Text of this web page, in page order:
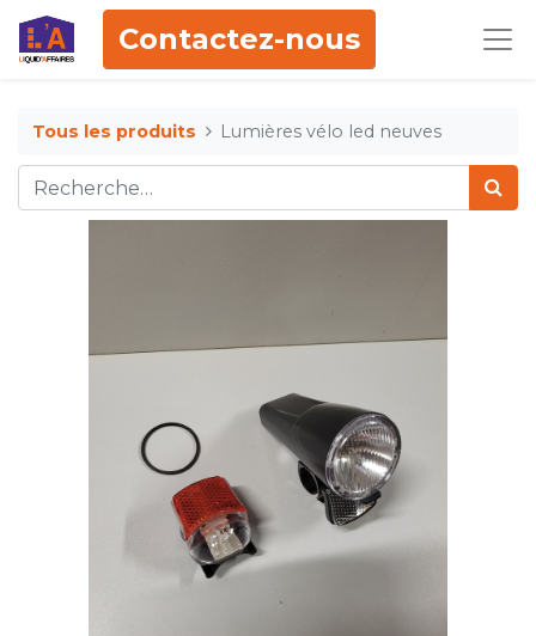
Contactez-nous
Tous les produits Lumières vélo led neuves